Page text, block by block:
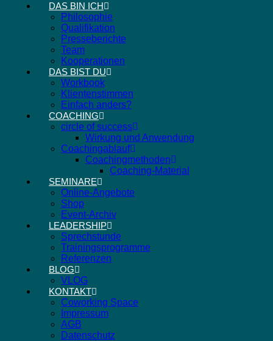
DAS BIN ICH
Philosophie
Qualifikation
Presseberichte
Team
Kooperationen
DAS BIST DU
Workbook
Klientenstimmen
Einfach anders?
COACHING
circle of success
Wirkung und Anwendung
Coachingablauf
Coachingmethoden
Coaching-Material
SEMINARE
Online-Angebote
Shop
Event-Archiv
LEADERSHIP
Sprechstunde
Trainingsprogramme
Referenzen
BLOG
VLOG
KONTAKT
Coworking Space
Impressum
AGB
Datenschutz